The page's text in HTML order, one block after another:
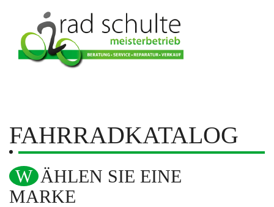
FAHRRADKATALOG
WÄHLEN SIE EINE
MARKE